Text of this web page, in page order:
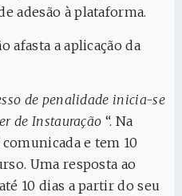
adesão à plataforma.
afasta a aplicação da
de penalidade inicia-se
de Instauração “. Na
e tem 10
Uma resposta ao
10 dias a partir do seu